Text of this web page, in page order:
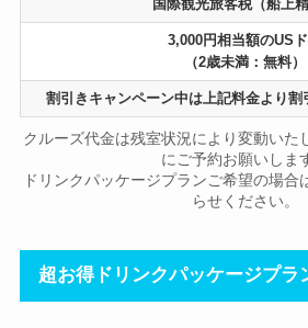
国際観光旅客税（船上精
3,000円相当額のUS
（2歳未満：無料）
割引きキャンペーン中は上記料金より
クルーズ代金は残室状況により変動いた
にご予約お願いしま
ドリンクパッケージプランご希望の場合
らせください。
超お得ドリンクパッケージプラ